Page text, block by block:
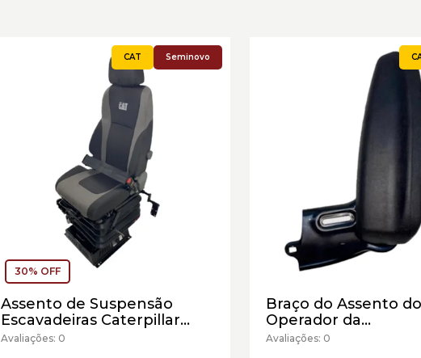
Seminovo
30% OFF
Assento de Suspensão
Escavadeiras Caterpillar
Cód:3276507 - Seminovo
Avaliações: 0
Braço do Assento do
Operador da
Retroescavadeira
Avaliações: 0